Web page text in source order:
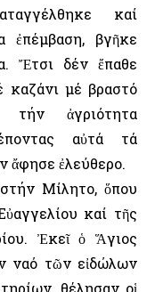
καί
ἐπέμβαση, βγῆκε
Ἔτσι δέν ἔπαθε
καζάνι μέ βραστό
ἀγριότητα
αὐτά τά
ἄφησε ἐλεύθερο.
Μίλητο, ὅπου
καί τῆς
Ἐκεῖ ὁ Ἅγιος
ναό τῶν εἰδώλων
θέλησαν οἱ